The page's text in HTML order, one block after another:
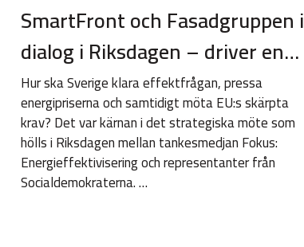
SmartFront och Fasadgruppen i
dialog i Riksdagen – driver en…
Hur ska Sverige klara effektfrågan, pressa
energipriserna och samtidigt möta EU:s skärpta
krav? Det var kärnan i det strategiska möte som
hölls i Riksdagen mellan tankesmedjan Fokus:
Energieffektivisering och representanter från
Socialdemokraterna. …